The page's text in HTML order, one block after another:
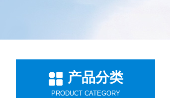
产品分类
PRODUCT CATEGORY